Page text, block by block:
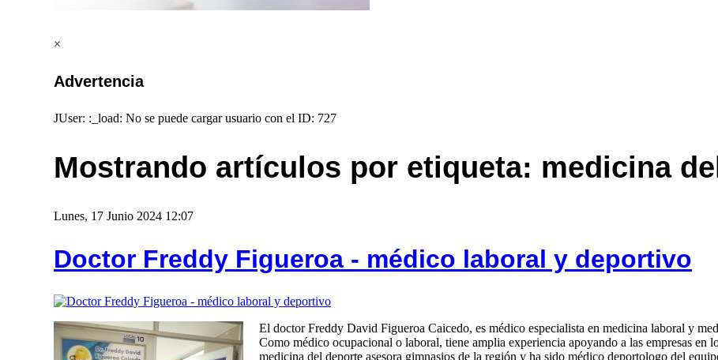
×
Advertencia
JUser: :_load: No se puede cargar usuario con el ID: 727
Mostrando artículos por etiqueta: medicina
Lunes, 17 Junio 2024 12:07
Doctor Freddy Figueroa - médico laboral y deportivo
El doctor Freddy David Figueroa Caicedo, es médico especialista en medicina laboral y
Como médico ocupacional o laboral, tiene amplia experiencia apoyando a las empresas en
medicina del deporte asesora gimnasios de la región y ha sido médico deportologo del